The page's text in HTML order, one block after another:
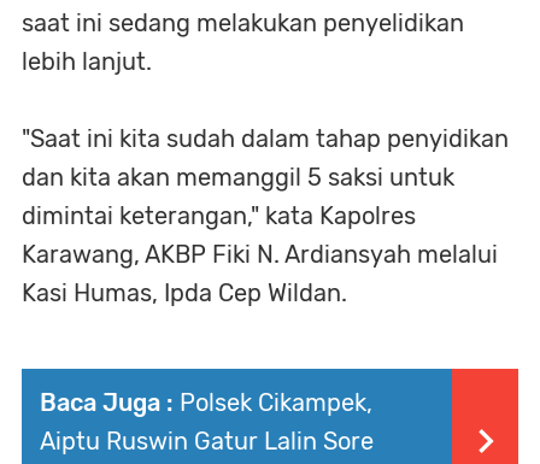
saat ini sedang melakukan penyelidikan
lebih lanjut.
"Saat ini kita sudah dalam tahap penyidikan
dan kita akan memanggil 5 saksi untuk
dimintai keterangan," kata Kapolres
Karawang, AKBP Fiki N. Ardiansyah melalui
Kasi Humas, Ipda Cep Wildan.
Baca Juga : Polsek Cikampek,
Aiptu Ruswin Gatur Lalin Sore